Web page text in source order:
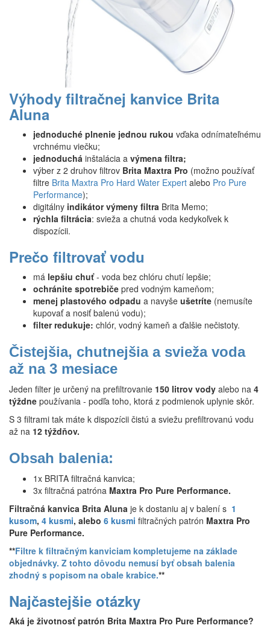
Výhody filtračnej kanvice Brita
Aluna
jednoduché plnenie jednou rukou vďaka odnímateľnému
vrchnému viečku;
jednoduchá inštalácia a výmena filtra;
výber z 2 druhov filtrov Brita Maxtra Pro (možno používať
filtre Brita Maxtra Pro Hard Water Expert alebo Pro Pure
Performance);
digitálny indikátor výmeny filtra Brita Memo;
rýchla filtrácia: svieža a chutná voda kedykoľvek k
dispozícii.
Prečo filtrovať vodu
má lepšiu chuť- voda bez chlóru chutí lepšie;
ochránite spotrebiče pred vodným kameňom;
menej plastového odpadu a navyše ušetríte (nemusíte
kupovať a nosiť balenú vodu);
filter redukuje: chlór, vodný kameň a ďalšie nečistoty.
Čistejšia, chutnejšia a svieža voda
až na 3 mesiace
Jeden filter je určený na prefiltrovanie 150 litrov vody alebo na 4
týždne používania - podľa toho, ktorá z podmienok uplynie skôr.
S 3 filtrami tak máte k dispozícii čistú a sviežu prefiltrovanú vodu
až na 12 týždňov.
Obsah balenia:
1x BRITA filtračná kanvica;
3x filtračná patróna Maxtra Pro Pure Performance.
Filtračná kanvica Brita Aluna je k dostaniu aj v balení s 1
kusom, 4 kusmi, alebo 6 kusmi filtračných patrón Maxtra Pro
Pure Performance.
**Filtre k filtračným kanviciam kompletujeme na základe
objednávky. Z tohto dôvodu nemusí byť obsah balenia
zhodný s popisom na obale krabice.**
Najčastejšie otázky
Aká je životnosť patrón Brita Maxtra Pro Pure Performance?